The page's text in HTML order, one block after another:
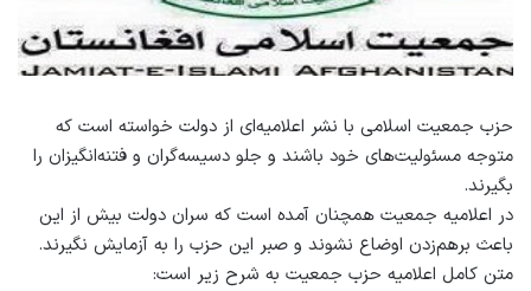
حزب جمعیت اسلامی با نشر اعلامیه‌ای از دولت خواسته است که
متوجه مسئولیت‌های خود باشند و جلو دسیسه‌گران و فتنه‌انگیزان را
بگیرند.
در اعلامیه جمعیت همچنان آمده است که سران دولت بیش از این
باعث برهم‌زدن اوضاع نشوند و صبر این حزب را به آزمایش نگیرند.
متن کامل اعلامیه حزب جمعیت به شرح زیر است: